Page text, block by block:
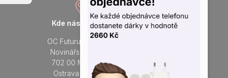
Kde nás najdete
OC Futurum Ostrava
Novinářská 3178/6
702 00 Moravská
Ostrava a Přívoz
Otevřeno každý den
Do prodejny